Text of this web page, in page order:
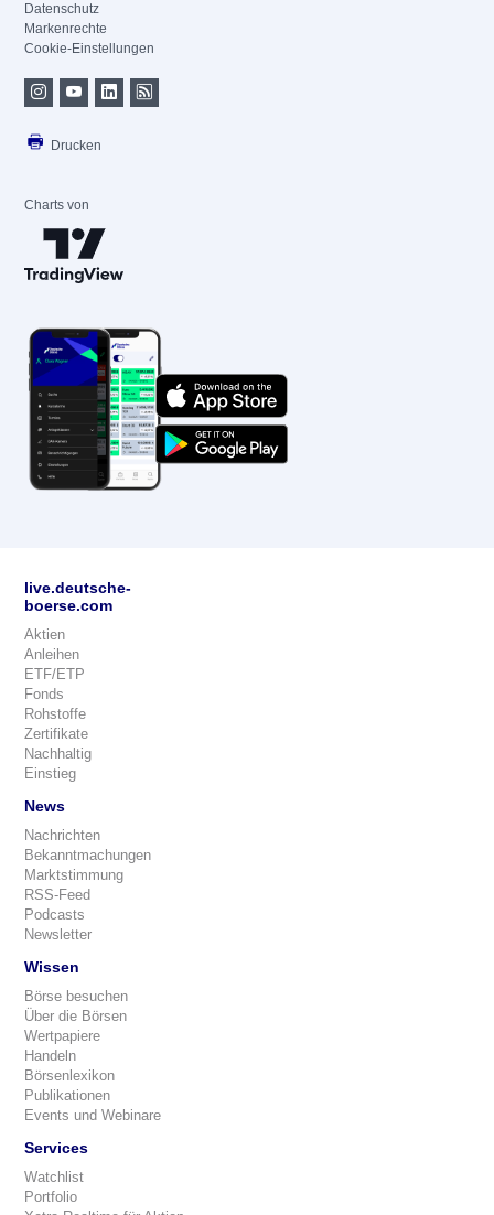
Datenschutz
Markenrechte
Cookie-Einstellungen
Drucken
Charts von
live.deutsche-
boerse.com
Aktien
Anleihen
ETF/ETP
Fonds
Rohstoffe
Zertifikate
Nachhaltig
Einstieg
News
Nachrichten
Bekanntmachungen
Marktstimmung
RSS-Feed
Podcasts
Newsletter
Wissen
Börse besuchen
Über die Börsen
Wertpapiere
Handeln
Börsenlexikon
Publikationen
Events und Webinare
Services
Watchlist
Portfolio